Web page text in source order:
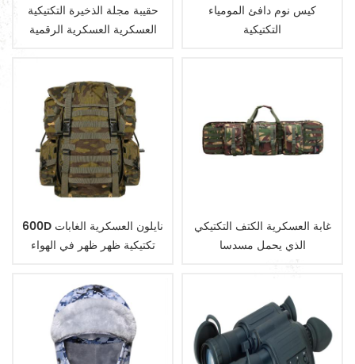
حقيبة مجلة الذخيرة التكتيكية
العسكرية العسكرية الرقمية
كيس نوم دافئ المومياء
التكتيكية
600D نايلون العسكرية الغابات
تكتيكية ظهر ظهر في الهواء
غابة العسكرية الكتف التكتيكي
الذي يحمل مسدسا